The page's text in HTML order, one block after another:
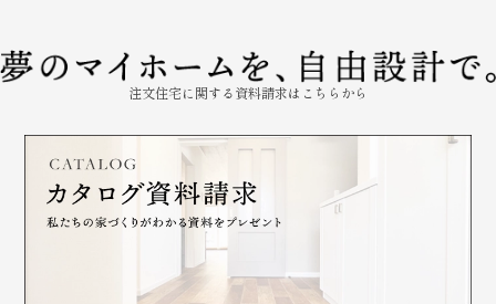
注文住宅に関する資料請求はこちらから